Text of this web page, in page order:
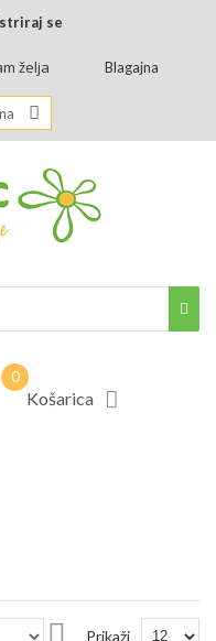
se
želja Blagajna
Košarica
Nastavi
Prikaži